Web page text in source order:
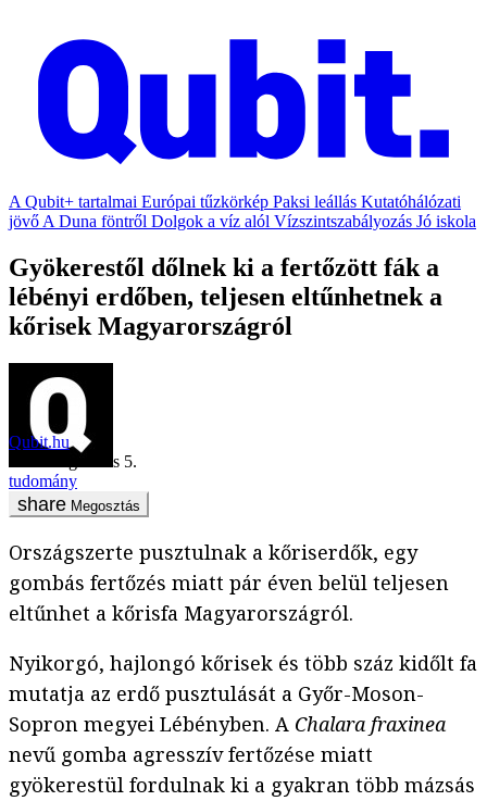
A Qubit+ tartalmai Európai tűzkörkép Paksi leállás Kutatóhálózati
jövő A Duna föntről Dolgok a víz alól Vízszintszabályozás Jó iskola
Gyökerestől dőlnek ki a fertőzött fák a
lébényi erdőben, teljesen eltűnhetnek a
kőrisek Magyarországról
Qubit.hu
2019. augusztus 5.
tudomány
Megosztás
Országszerte pusztulnak a kőriserdők, egy
gombás fertőzés miatt pár éven belül teljesen
eltűnhet a kőrisfa Magyarországról.
Nyikorgó, hajlongó kőrisek és több száz kidőlt fa
mutatja az erdő pusztulását a Győr-Moson-
Sopron megyei Lébényben. A Chalara fraxinea
nevű gomba agresszív fertőzése miatt
gyökerestül fordulnak ki a gyakran több mázsás